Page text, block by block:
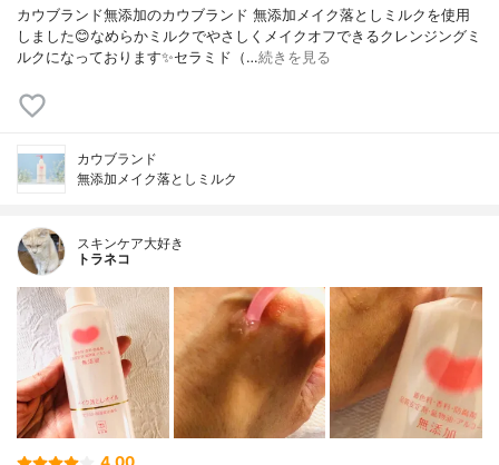
カウブランド無添加のカウブランド 無添加メイク落としミルクを使用
しました😊なめらかミルクでやさしくメイクオフできるクレンジングミ
ルクになっております✨セラミド（…続きを見る
カウブランド
無添加メイク落としミルク
スキンケア大好き
トラネコ